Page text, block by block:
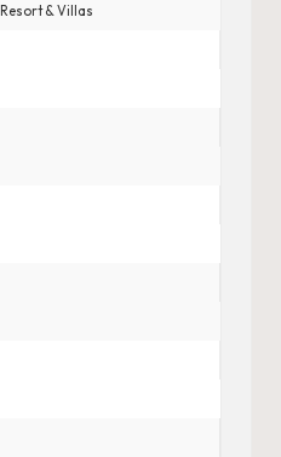
& Villas